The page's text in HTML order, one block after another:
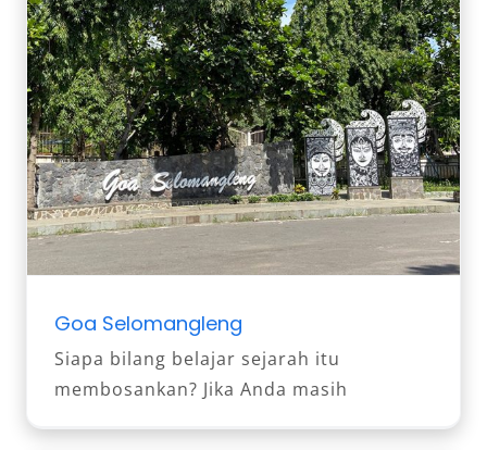
Goa Selomangleng
Siapa bilang belajar sejarah itu
membosankan? Jika Anda masih